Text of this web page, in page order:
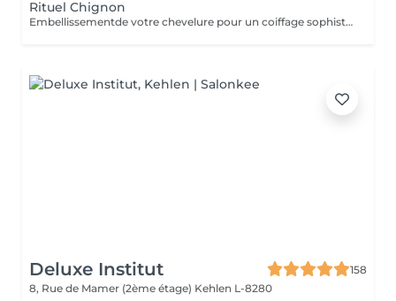
Rituel Chignon
Embellissementde votre chevelure pour un coiffage sophistiqué et personnalisé pour un événement spécial
Deluxe Institut
158
8, Rue de Mamer (2ème étage) Kehlen L-8280